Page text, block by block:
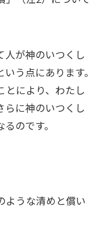
人が神のいつくし
う点にあります。
とにより、わたし
らに神のいつくし
のです。
ような清めと償い